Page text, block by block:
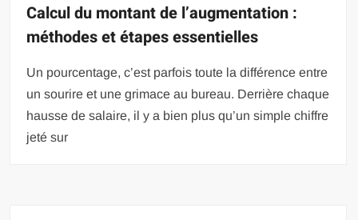
Calcul du montant de l’augmentation :
méthodes et étapes essentielles
Un pourcentage, c’est parfois toute la différence entre
un sourire et une grimace au bureau. Derrière chaque
hausse de salaire, il y a bien plus qu’un simple chiffre
jeté sur